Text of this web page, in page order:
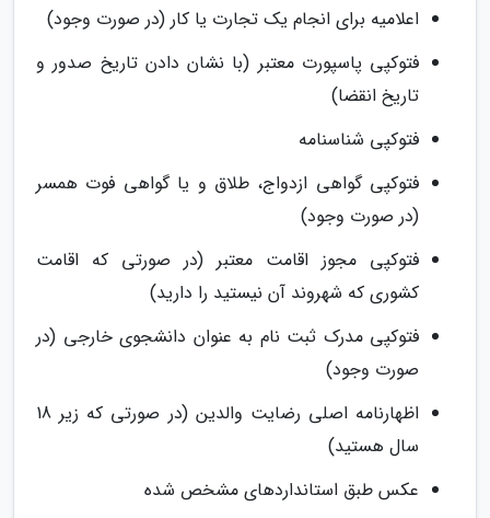
اعلامیه برای انجام یک تجارت یا کار (در صورت وجود)
فتوکپی پاسپورت معتبر (با نشان دادن تاریخ صدور و
تاریخ انقضا)
فتوکپی شناسنامه
فتوکپی گواهی ازدواج، طلاق و یا گواهی فوت همسر
(در صورت وجود)
فتوکپی مجوز اقامت معتبر (در صورتی که اقامت
کشوری که شهروند آن نیستید را دارید)
فتوکپی مدرک ثبت نام به عنوان دانشجوی خارجی (در
صورت وجود)
اظهارنامه اصلی رضایت والدین (در صورتی که زیر 18
سال هستید)
عکس طبق استانداردهای مشخص شده